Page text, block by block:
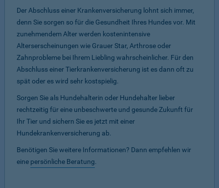
Der Abschluss einer Krankenversicherung lohnt sich immer,
denn Sie sorgen so für die Gesundheit Ihres Hundes vor. Mit
zunehmendem Alter werden kostenintensive
Alterserscheinungen wie Grauer Star, Arthrose oder
Zahnprobleme bei Ihrem Liebling wahrscheinlicher. Für den
Abschluss einer Tierkrankenversicherung ist es dann oft zu
spät oder es wird sehr kostspielig.
Sorgen Sie als Hundehalterin oder Hundehalter lieber
rechtzeitig für eine unbeschwerte und gesunde Zukunft für
Ihr Tier und sichern Sie es jetzt mit einer
Hundekrankenversicherung ab.
Benötigen Sie weitere Informationen? Dann empfehlen wir
eine persönliche Beratung.